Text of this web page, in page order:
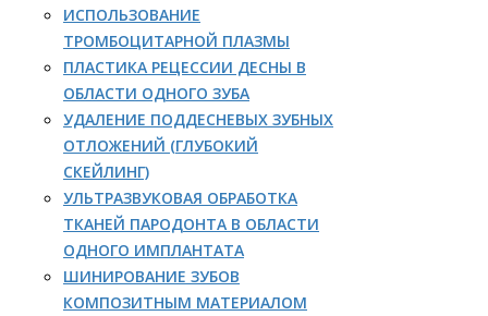
ИСПОЛЬЗОВАНИЕ
ТРОМБОЦИТАРНОЙ ПЛАЗМЫ
ПЛАСТИКА РЕЦЕССИИ ДЕСНЫ В
ОБЛАСТИ ОДНОГО ЗУБА
УДАЛЕНИЕ ПОДДЕСНЕВЫХ ЗУБНЫХ
ОТЛОЖЕНИЙ (ГЛУБОКИЙ
СКЕЙЛИНГ)
УЛЬТРАЗВУКОВАЯ ОБРАБОТКА
ТКАНЕЙ ПАРОДОНТА В ОБЛАСТИ
ОДНОГО ИМПЛАНТАТА
ШИНИРОВАНИЕ ЗУБОВ
КОМПОЗИТНЫМ МАТЕРИАЛОМ